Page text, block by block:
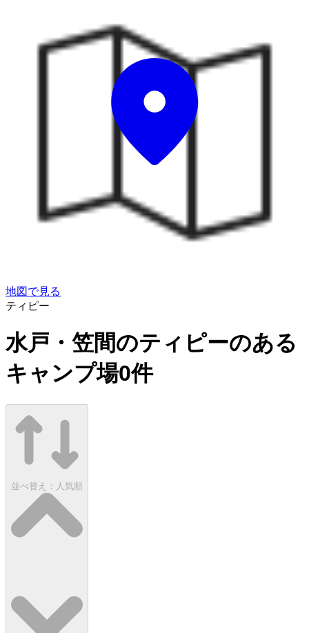
地図で見る
ティピー
水戸・笠間のティピーのある
キャンプ場0件
並べ替え： 人気順